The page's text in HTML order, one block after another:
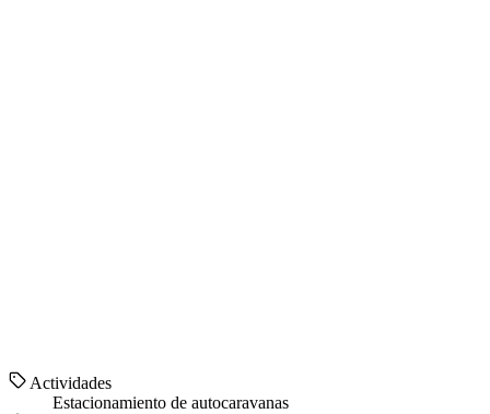
Actividades
Estacionamiento de autocaravanas